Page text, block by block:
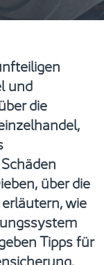
und
die
über die
wie
Tipps für